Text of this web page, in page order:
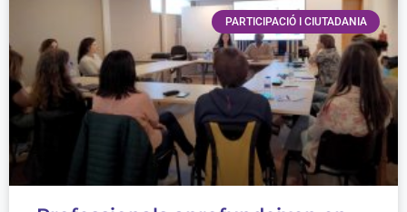
PARTICIPACIÓ I CIUTADANIA